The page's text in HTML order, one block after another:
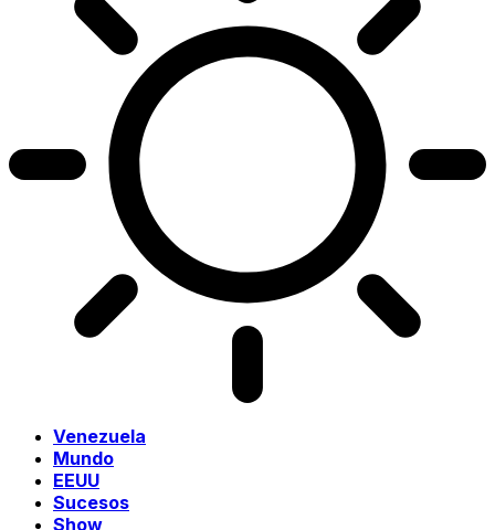
Venezuela
Mundo
EEUU
Sucesos
Show